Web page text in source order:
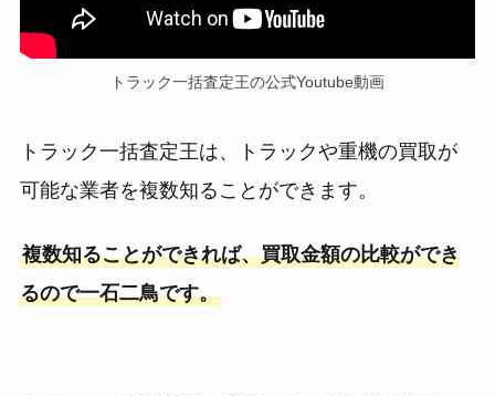
トラック一括査定王の公式Youtube動画
トラック一括査定王は、トラックや重機の買取が
可能な業者を複数知ることができます。
複数知ることができれば、買取金額の比較ができ
るので一石二鳥です。